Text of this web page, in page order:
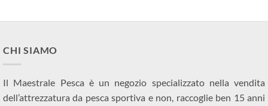
CHI SIAMO
Il Maestrale Pesca è un negozio specializzato nella vendita
dell’attrezzatura da pesca sportiva e non, raccoglie ben 15 anni